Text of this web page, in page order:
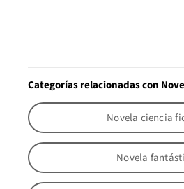
Categorías relacionadas con
Novela ciencia
Novela